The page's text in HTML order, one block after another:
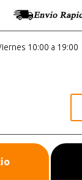
10:00 a 19:00